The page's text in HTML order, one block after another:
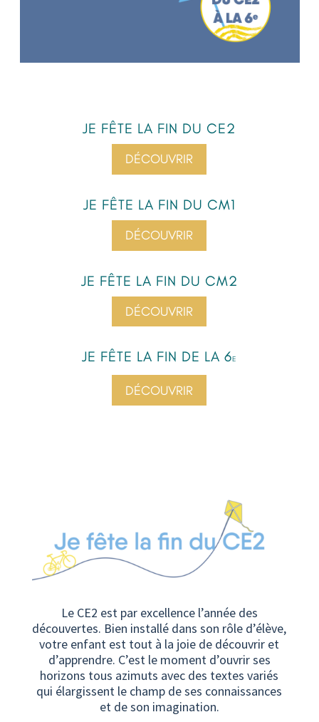
JE FÊTE LA FIN DU CE2
DÉCOUVRIR
JE FÊTE LA FIN DU CM1
DÉCOUVRIR
JE FÊTE LA FIN DU CM2
DÉCOUVRIR
JE FÊTE LA FIN DE LA 6E
DÉCOUVRIR
Le CE2 est par excellence l’année des
découvertes. Bien installé dans son rôle d’élève,
votre enfant est tout à la joie de découvrir et
d’apprendre. C’est le moment d’ouvrir ses
horizons tous azimuts avec des textes variés
qui élargissent le champ de ses connaissances
et de son imagination.